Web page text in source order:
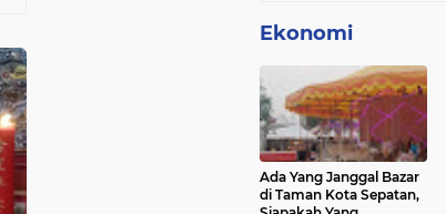
Ekonomi
Ada Yang Janggal Bazar
di Taman Kota Sepatan,